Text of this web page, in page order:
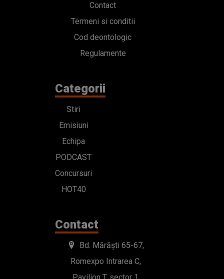
Contact
Termeni si conditii
Cod deontologic
Regulamente
Categorii
Stiri
Emisiuni
Echipa
PODCAST
Concursuri
HOT40
Contact
Bd. Mărăști 65-67,
Romexpo Intrarea C,